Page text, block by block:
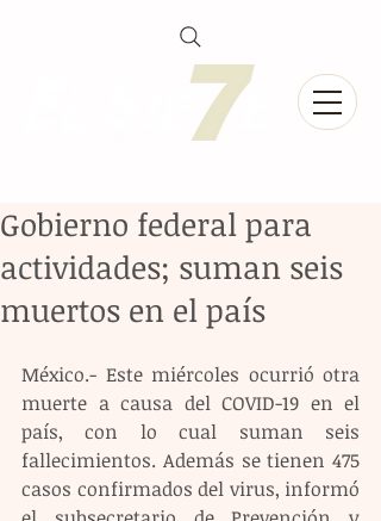
Gobierno federal para
actividades; suman seis
muertos en el país
México.- Este miércoles ocurrió otra
muerte a causa del COVID-19 en el
país, con lo cual suman seis
fallecimientos. Además se tienen 475
casos confirmados del virus, informó